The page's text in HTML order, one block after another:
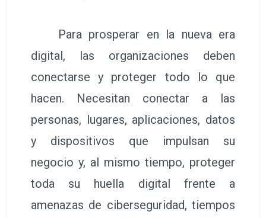
Para prosperar en la nueva era
digital, las organizaciones deben
conectarse y proteger todo lo que
hacen. Necesitan conectar a las
personas, lugares, aplicaciones, datos
y dispositivos que impulsan su
negocio y, al mismo tiempo, proteger
toda su huella digital frente a
amenazas de ciberseguridad, tiempos